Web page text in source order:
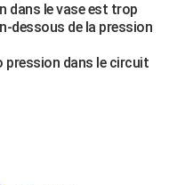
dans le vase est trop
dessous de la pression
pression dans le circuit